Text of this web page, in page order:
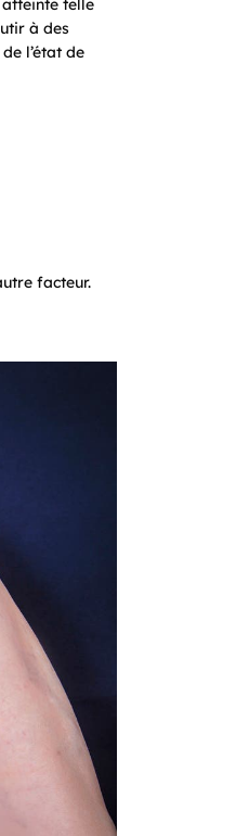
atteinte telle
à des
l’état de
facteur.